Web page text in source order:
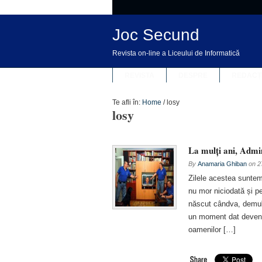
Joc Secund
Revista on-line a Liceului de Informatică
Te afli în: Home / losy
losy
La mulți ani,
By Anamaria Ghiban on
Zilele acestea
nu mor niciodată și
născut cândva,
un moment dat
oamenilor […]